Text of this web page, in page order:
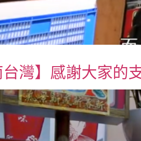
台灣】感謝大家的